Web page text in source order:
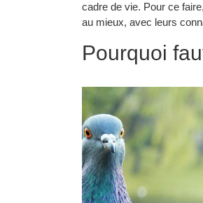
cadre de vie. Pour ce
au mieux, avec leurs
Pourquoi